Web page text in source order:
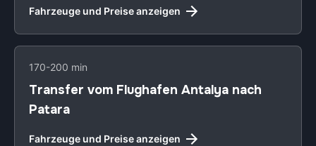
Fahrzeuge und Preise anzeigen
170-200 min
Transfer vom Flughafen Antalya nach
Patara
Fahrzeuge und Preise anzeigen